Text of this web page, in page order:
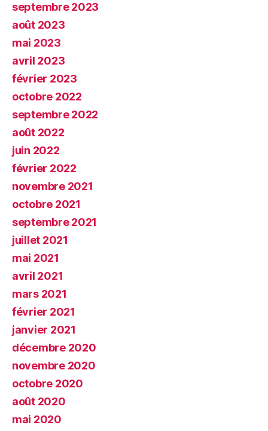
septembre 2023
août 2023
mai 2023
avril 2023
février 2023
octobre 2022
septembre 2022
août 2022
juin 2022
février 2022
novembre 2021
octobre 2021
septembre 2021
juillet 2021
mai 2021
avril 2021
mars 2021
février 2021
janvier 2021
décembre 2020
novembre 2020
octobre 2020
août 2020
mai 2020